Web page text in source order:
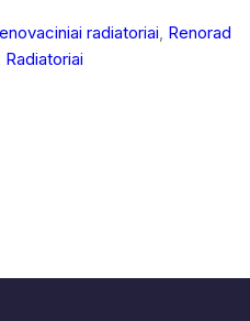
radiatoriai Renorad
Radiatoriai